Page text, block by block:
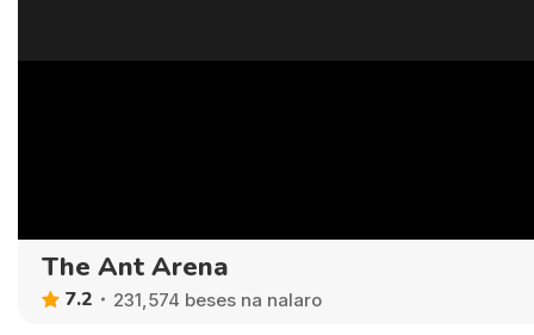
The Ant Arena
7.2 231,574 beses na nalaro